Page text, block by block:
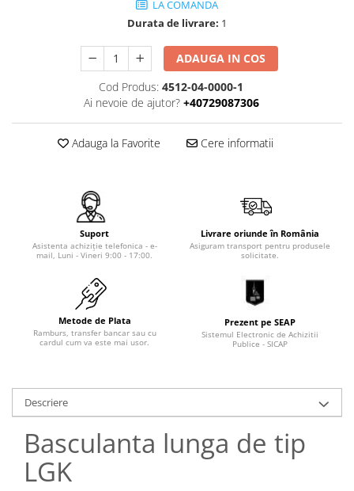
Carucior butoi 200 L
Ulei pentru compresor
Suport butelii
Automatizarea productiei
Scule
Rezervor mobil motorina
Sudare manuala
Instalatii de rotire
Platforme foarfeca
Tip 3S cu basculare pe 3 laturi
Tip SK – model Heavy-Duty
Tip BK – basculare prin rulare
Tip SGU - pentru span
Tip RD - cu capac rotund
Tip BKC - de mare capacitate
Tip DUO / TRIO
Tip NK - mecanism foarfeca
Prelungitoare furci stivuitor
Containere stivuibile
Tip BSK - pentru deșeuri
Traverse pentru BSK
Nacela stivuitor
Translator stivuitor
Prelungitor lame stivuitor CAM
attachments
Atasamente profesionale CAM
LA COMANDA
Durata de livrare: 1
ADAUGA IN COS
Cod Produs: 4512-04-0000-1
Ai nevoie de ajutor? +40729087306
Adauga la Favorite Cere informatii
Suport
Asistenta achiziție telefonica - e-
mail, Luni - Vineri 9:00 - 17:00.
Livrare oriunde în România
Asiguram transport pentru produsele
solicitate.
Metode de Plata
Ramburs, transfer bancar sau cu
cardul cum va este mai usor.
Prezent pe SEAP
Sistemul Electronic de Achizitii
Publice - SICAP
Descriere
Basculanta lunga de tip
LGK